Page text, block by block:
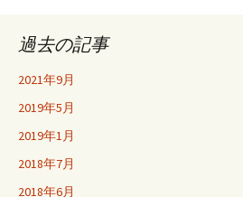
ー
シ
ョ
過去の記事
2021年9月
2019年5月
2019年1月
2018年7月
2018年6月